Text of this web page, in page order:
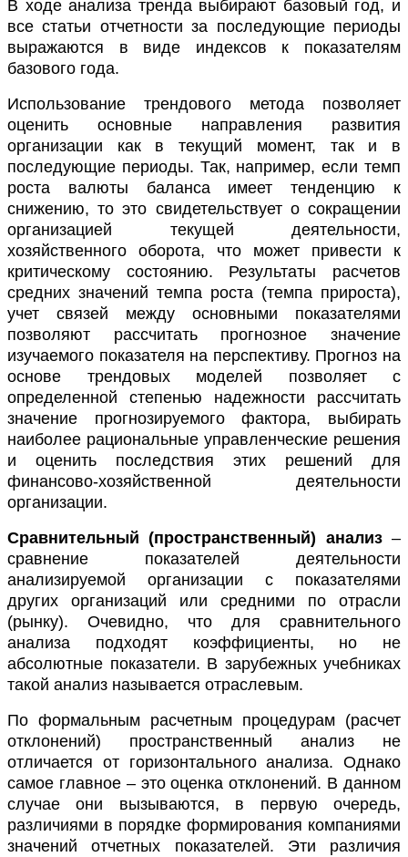
В ходе анализа тренда выбирают базовый год, и
все статьи отчетности за последующие периоды
выражаются в виде индексов к показателям
базового года.
Использование трендового метода позволяет
оценить основные направления развития
организации как в текущий момент, так и в
последующие периоды. Так, например, если темп
роста валюты баланса имеет тенденцию к
снижению, то это свидетельствует о сокращении
организацией текущей деятельности,
хозяйственного оборота, что может привести к
критическому состоянию. Результаты расчетов
средних значений темпа роста (темпа прироста),
учет связей между основными показателями
позволяют рассчитать прогнозное значение
изучаемого показателя на перспективу. Прогноз на
основе трендовых моделей позволяет с
определенной степенью надежности рассчитать
значение прогнозируемого фактора, выбирать
наиболее рациональные управленческие решения
и оценить последствия этих решений для
финансово-хозяйственной деятельности
организации.
Сравнительный (пространственный) анализ–
сравнение показателей деятельности
анализируемой организации с показателями
других организаций или средними по отрасли
(рынку). Очевидно, что для сравнительного
анализа подходят коэффициенты, но не
абсолютные показатели. В зарубежных учебниках
такой анализ называется отраслевым.
По формальным расчетным процедурам (расчет
отклонений) пространственный анализ не
отличается от горизонтального анализа. Однако
самое главное – это оценка отклонений. В данном
случае они вызываются, в первую очередь,
различиями в порядке формирования компаниями
значений отчетных показателей. Эти различия